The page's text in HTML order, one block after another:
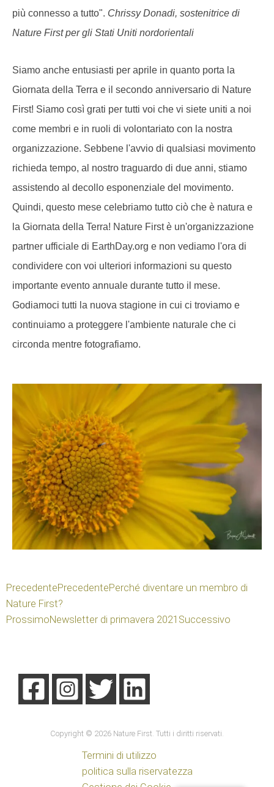
più connesso a tutto". Chrissy Donadi, sostenitrice di
Nature First per gli Stati Uniti nordorientali
Siamo anche entusiasti per aprile in quanto porta la
Giornata della Terra e il secondo anniversario di Nature
First! Siamo così grati per tutti voi che vi siete uniti a noi
come membri e in ruoli di volontariato con la nostra
organizzazione. Sebbene l'avvio di qualsiasi movimento
richieda tempo, al nostro traguardo di due anni, stiamo
assistendo al decollo esponenziale del movimento.
Quindi, questo mese celebriamo tutto ciò che è natura e
la Giornata della Terra! Nature First è un'organizzazione
partner ufficiale di EarthDay.org e non vediamo l'ora di
condividere con voi ulteriori informazioni su questo
importante evento annuale durante tutto il mese.
Godiamoci tutti la nuova stagione in cui ci troviamo e
continuiamo a proteggere l'ambiente naturale che ci
circonda mentre fotografiamo.
PrecedentePrecedentePerché diventare un membro di
Nature First?
ProssimoNewsletter di primavera 2021 Successivo
Copyright © 2026 Nature First. Tutti i diritti riservati.
Termini di utilizzo
politica sulla riservatezza